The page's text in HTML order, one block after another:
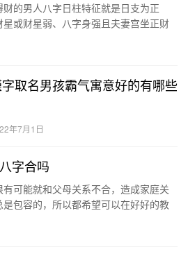
的男人八字日柱特征就是日支为正
或财星弱、八字身强且夫妻宫坐正财
取名男孩霸气寓意好的有哪些
年7月1日
字合吗
可能就和父母关系不合，造成家庭关
包容的，所以都希望可以在好好的教